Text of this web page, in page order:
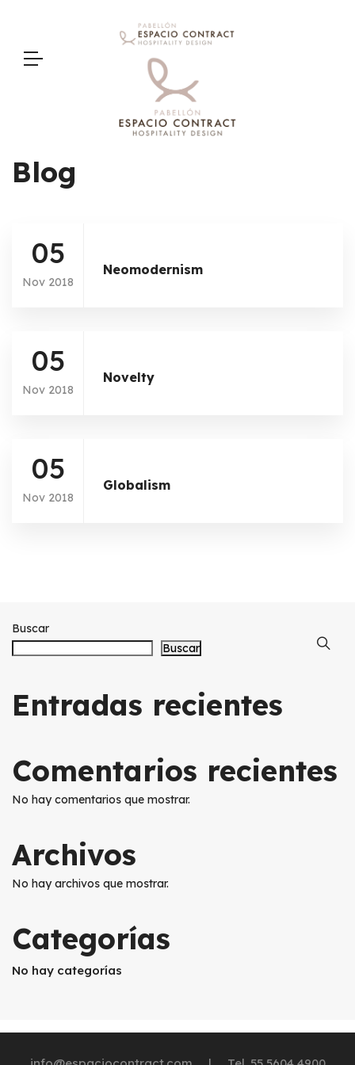
Blog
05
Nov 2018
Neomodernism
05
Nov 2018
Novelty
05
Nov 2018
Globalism
Buscar
Buscar
Entradas recientes
Comentarios recientes
No hay comentarios que mostrar.
Archivos
No hay archivos que mostrar.
Categorías
No hay categorías